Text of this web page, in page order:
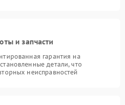
и запчасти
гарантия на
детали, что
неисправностей